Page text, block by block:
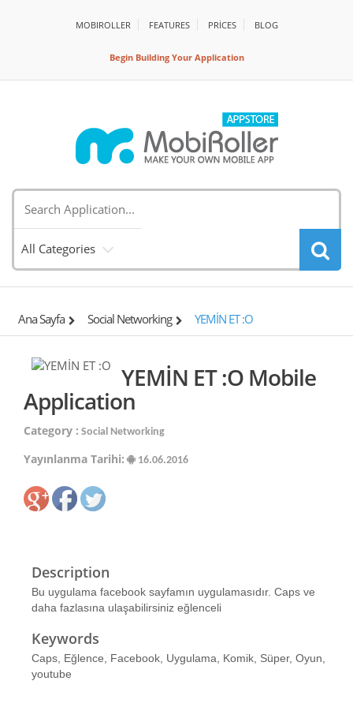
MOBIROLLER FEATURES PRİCES BLOG
Begin Building Your Application
All Categories
Ana Sayfa Social Networking YEMİN ET :O
YEMİN ET :O Mobile
Application
Category : Social Networking
Yayınlanma Tarihi: 16.06.2016
Description
Bu uygulama facebook sayfamın uygulamasıdır. Caps ve
daha fazlasına ulaşabilirsiniz eğlenceli
Keywords
Caps, Eğlence, Facebook, Uygulama, Komik, Süper, Oyun,
youtube